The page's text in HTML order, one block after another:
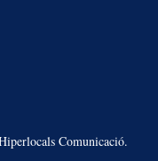
Comunicació.